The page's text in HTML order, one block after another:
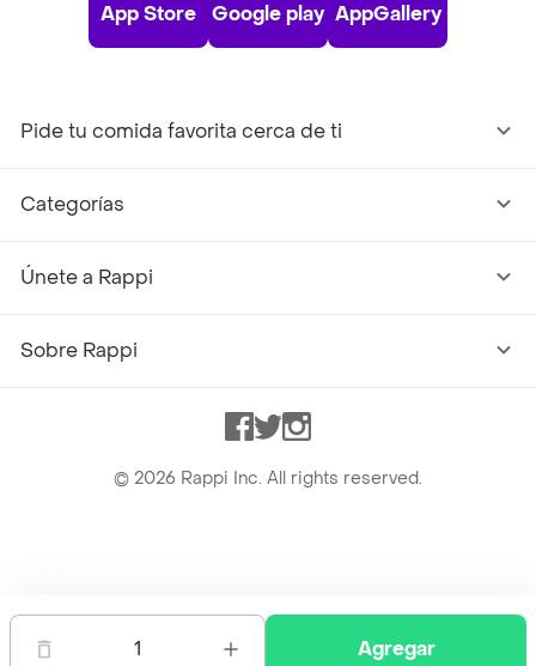
1 Agregar
App Store Google play AppGallery
Pide tu comida favorita cerca de ti
Categorías
Únete a Rappi
Sobre Rappi
Facebook
TwitterInstagram
© 2026 Rappi Inc. All rights reserved.